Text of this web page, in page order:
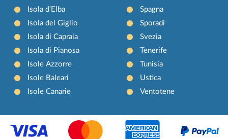
Isola d'Elba
Isola del Giglio
Isola di Capraia
Isola di Pianosa
Isole Azzorre
Isole Baleari
Isole Canarie
Spagna
Sporadi
Svezia
Tenerife
Tunisia
Ustica
Ventotene